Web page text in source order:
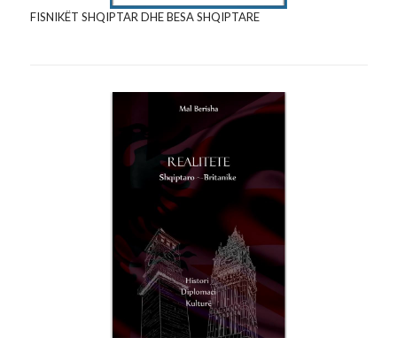
FISNIKËT SHQIPTAR DHE BESA SHQIPTARE